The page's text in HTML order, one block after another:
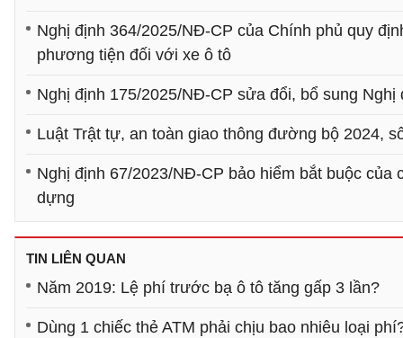
Nghị định 364/2025/NĐ-CP của Chính phủ quy
phương tiện đối với xe ô tô
Nghị định 175/2025/NĐ-CP sửa đổi, bổ sung
Luật Trật tự, an toàn giao thông đường bộ 2024,
Nghị định 67/2023/NĐ-CP bảo hiểm bắt buộc
dựng
TIN LIÊN QUAN
Năm 2019: Lệ phí trước bạ ô tô tăng gấp 3 lần?
Dùng 1 chiếc thẻ ATM phải chịu bao nhiêu loại